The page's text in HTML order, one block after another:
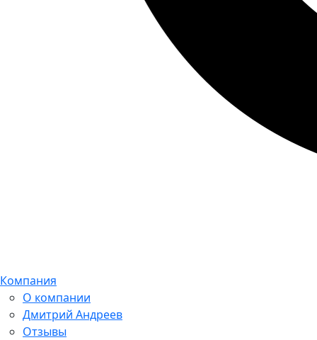
Компания
О компании
Дмитрий Андреев
Отзывы